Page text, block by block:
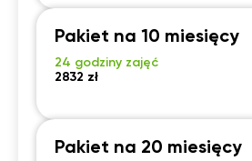
Pakiet na 10 miesięcy
24 godziny zajęć
2832 zł
Pakiet na 20 miesięcy